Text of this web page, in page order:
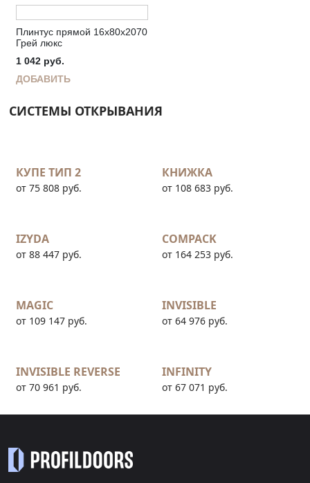
Плинтус прямой 16х80х2070
Грей люкс
1 042 руб.
ДОБАВИТЬ
СИСТЕМЫ ОТКРЫВАНИЯ
КУПЕ ТИП 2
от 75 808 руб.
КНИЖКА
от 108 683 руб.
IZYDA
от 88 447 руб.
COMPACK
от 164 253 руб.
MAGIC
от 109 147 руб.
INVISIBLE
от 64 976 руб.
INVISIBLE REVERSE
от 70 961 руб.
INFINITY
от 67 071 руб.